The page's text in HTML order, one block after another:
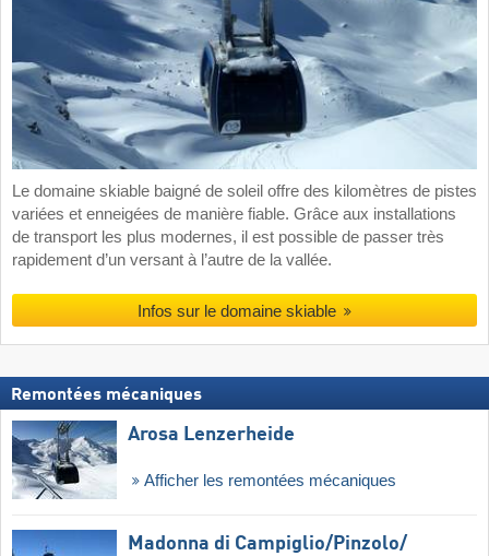
Le domaine skiable baigné de soleil offre des kilomètres de pistes
variées et enneigées de manière fiable. Grâce aux installations
de transport les plus modernes, il est possible de passer très
rapidement d’un versant à l’autre de la vallée.
Infos sur le domaine skiable
Remontées mécaniques
Arosa Lenzerheide
Afficher les remontées mécaniques
Madonna di Campiglio/​Pinzolo/​